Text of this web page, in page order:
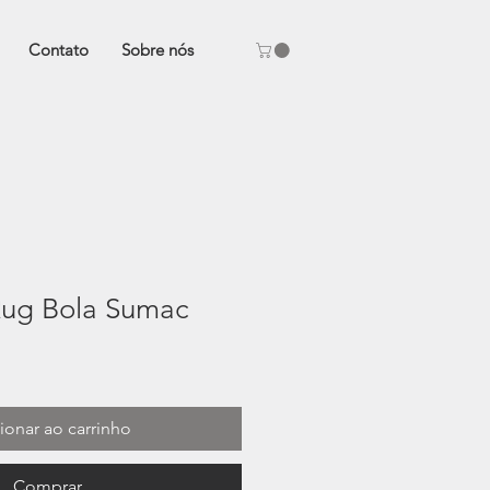
Contato Sobre nós
Bola Sumac
ao carrinho